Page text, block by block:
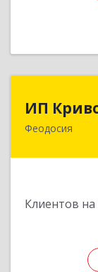
ИП
Феодосия
Клиентов